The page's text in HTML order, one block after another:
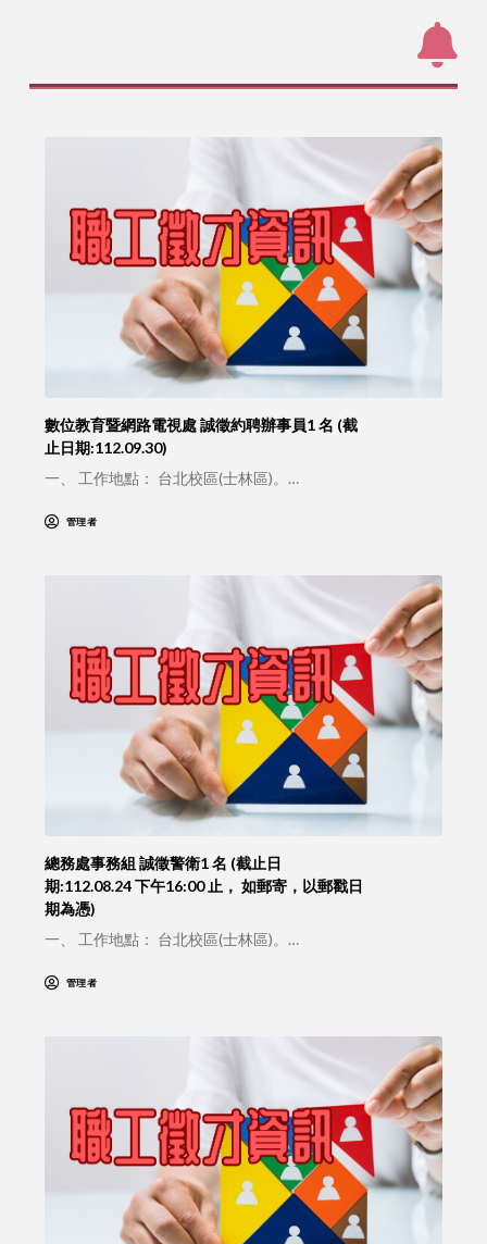
數位教育暨網路電視處 誠徵約聘辦事員1 名 (截
止日期:112.09.30)
一、 工作地點： 台北校區(士林區)。…
管理者
總務處事務組 誠徵警衛1 名 (截止日
期:112.08.24 下午16:00 止， 如郵寄，以郵戳日
期為憑)
一、 工作地點： 台北校區(士林區)。…
管理者